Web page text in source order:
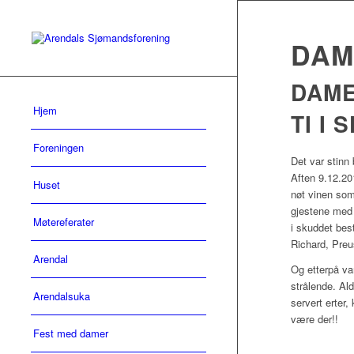
Hjem
Foreningen
Huset
Møtereferater
Arendal
Arendalsuka
Fest med damer
TI I
Det var stinn
Aften
nøt vinen
gjestene
i skuddet
Richard,
Og etterpå
strålende.
servert erter,
være der!!